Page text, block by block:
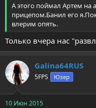
А этого поймал Артем на
прицепом.Банил его
влерим опять.
Только вчера нас
Galina64RUS
5FPS Юзер
10 Июн 2015